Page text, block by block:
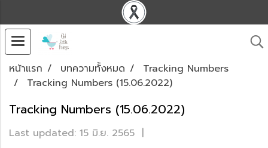
หน้าแรก บทความทั้งหมด
Tracking Numbers
Tracking Numbers (15.06.2022)
Tracking Numbers (15.06.2022)
Last updated: 15 มิ.ย. 2565 |